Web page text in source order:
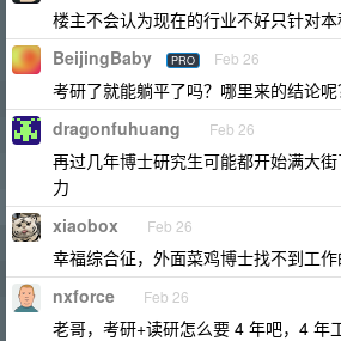
楼主不会认为现在的行业不好只针对
BeijingBaby PRO Feb 26
考研了就能躺平了吗？哪里来的结论呢
dragonfuhuang Feb 26
再过几年博士研究生可能都开始满大
力
xiaobox Feb 26
幸福综合征，外面菜鸡博士找不到工
nxforce Feb 26
老哥，考研+读研怎么要 4 年吧，4 年